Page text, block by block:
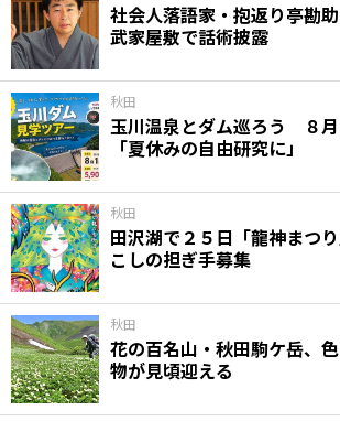
社会人落語家・抱返り亭勘
武家屋敷で話術披露
秋田
玉川温泉とダム巡ろう ８月
「夏休みの自由研究に」
秋田
田沢湖で２５日「龍神まつ
こしの担ぎ手募集
秋田
花の百名山・秋田駒ケ岳、
物が見頃迎える